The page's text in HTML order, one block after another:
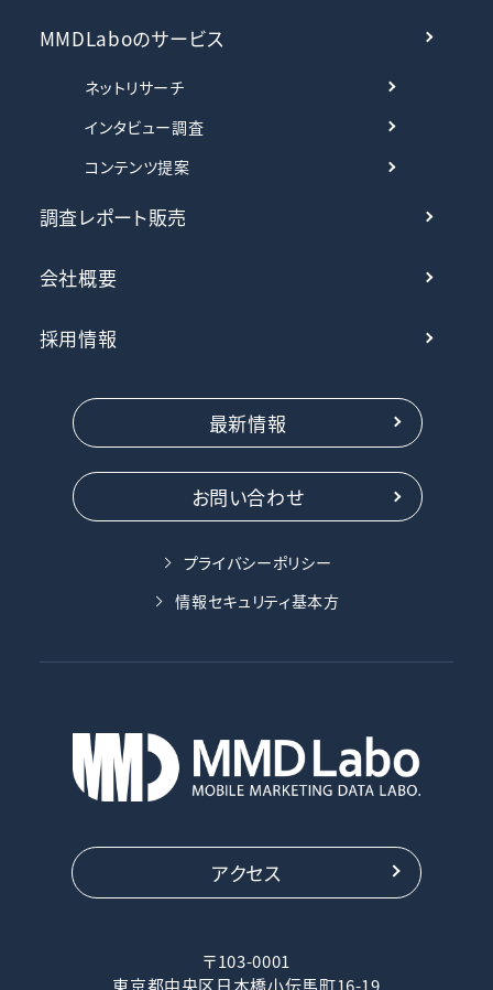
MMDLaboのサービス
ネットリサーチ
インタビュー調査
コンテンツ提案
調査レポート販売
会社概要
採用情報
最新情報
お問い合わせ
プライバシーポリシー
情報セキュリティ基本方
アクセス
〒103-0001
東京都中央区日本橋小伝馬町16-19